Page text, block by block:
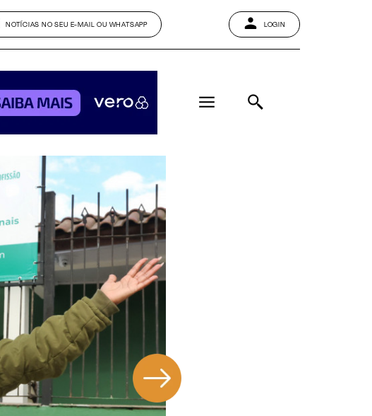
NOTÍCIAS NO SEU E-MAIL OU WHATSAPP LOGIN